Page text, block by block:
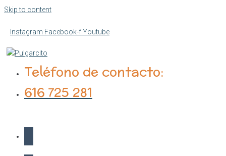
Skip to content
Instagram Facebook-fYoutube
Teléfono de contacto:
616 725 281